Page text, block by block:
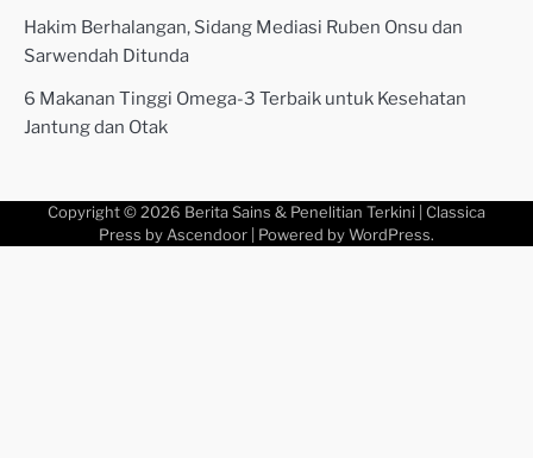
Hakim Berhalangan, Sidang Mediasi Ruben Onsu dan
Sarwendah Ditunda
6 Makanan Tinggi Omega-3 Terbaik untuk Kesehatan
Jantung dan Otak
Copyright © 2026 Berita Sains & Penelitian Terkini | Classica
Press by Ascendoor | Powered by WordPress.